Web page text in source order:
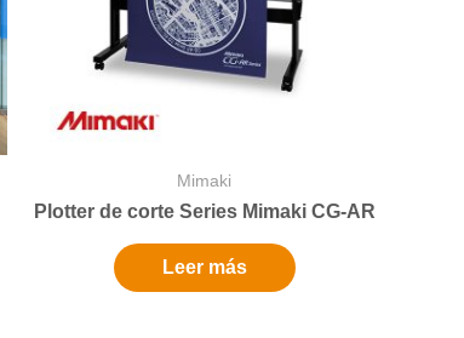
Mimaki
Plotter de corte Series Mimaki CG-AR
Leer más